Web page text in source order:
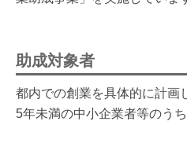
助成対象者
都内での創業を具体的に計画
5年未満の中小企業者等のう